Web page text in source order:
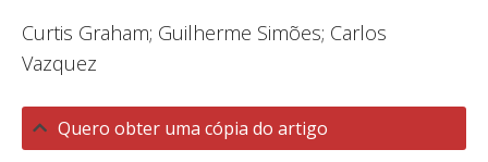
Curtis Graham; Guilherme Simões; Carlos
Vazquez
Quero obter uma cópia do artigo